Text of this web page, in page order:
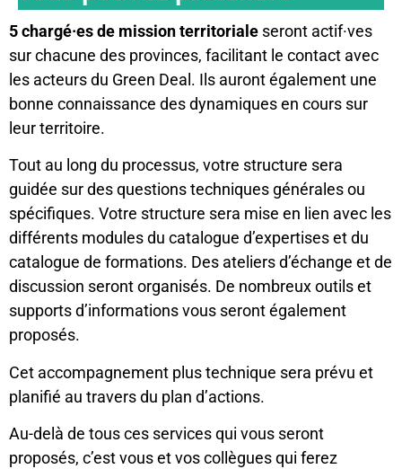
5 chargé·es de mission territoriale seront actif·ves
sur chacune des provinces, facilitant le contact avec
les acteurs du Green Deal. Ils auront également une
bonne connaissance des dynamiques en cours sur
leur territoire.
Tout au long du processus, votre structure sera
guidée sur des questions techniques générales ou
spécifiques. Votre structure sera mise en lien avec les
différents modules du catalogue d’expertises et du
catalogue de formations. Des ateliers d’échange et de
discussion seront organisés. De nombreux outils et
supports d’informations vous seront également
proposés.
Cet accompagnement plus technique sera prévu et
planifié au travers du plan d’actions.
Au-delà de tous ces services qui vous seront
proposés, c’est vous et vos collègues qui ferez